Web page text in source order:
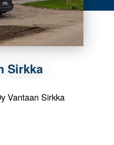
Sirkka
Vantaan Sirkka